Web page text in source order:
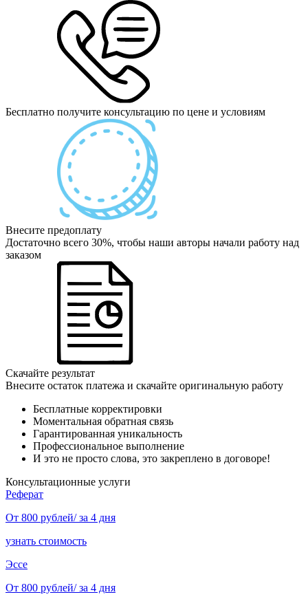
Бесплатно получите консультацию по цене и условиям
Внесите предоплату
Достаточно всего 30%, чтобы наши авторы начали работу над
заказом
Скачайте результат
Внесите остаток платежа и скачайте оригинальную работу
Бесплатные корректировки
Моментальная обратная связь
Гарантированная уникальность
Профессиональное выполнение
И это не просто слова, это закреплено в договоре!
Консультационные услуги
Реферат
От 800 рублей/ за 4 дня
узнать стоимость
Эссе
От 800 рублей/ за 4 дня